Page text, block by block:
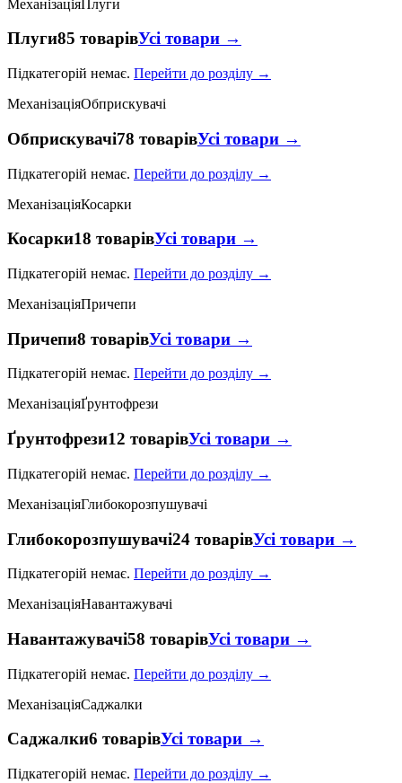
МеханізаціяПлуги
Плуги85 товарівУсі товари →
Підкатегорій немає. Перейти до розділу →
МеханізаціяОбприскувачі
Обприскувачі78 товарівУсі товари →
Підкатегорій немає. Перейти до розділу →
МеханізаціяКосарки
Косарки18 товарівУсі товари →
Підкатегорій немає. Перейти до розділу →
МеханізаціяПричепи
Причепи8 товарівУсі товари →
Підкатегорій немає. Перейти до розділу →
МеханізаціяҐрунтофрези
Ґрунтофрези12 товарівУсі товари →
Підкатегорій немає. Перейти до розділу →
МеханізаціяГлибокорозпушувачі
Глибокорозпушувачі24 товарівУсі товари →
Підкатегорій немає. Перейти до розділу →
МеханізаціяНавантажувачі
Навантажувачі58 товарівУсі товари →
Підкатегорій немає. Перейти до розділу →
МеханізаціяСаджалки
Саджалки6 товарівУсі товари →
Підкатегорій немає. Перейти до розділу →